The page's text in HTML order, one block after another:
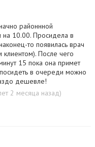
районнной
на 10.00. Просидела в
то появилась врач
После чего
15 пока она примет
в очереди можно
дешевле!
2 месяца назад)